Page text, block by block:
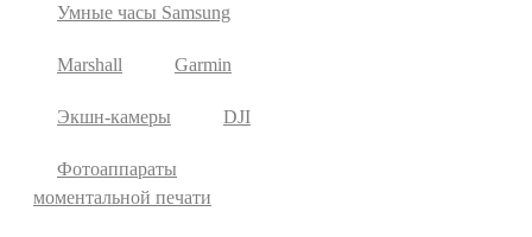
Умные часы Samsung
Marshall Garmin
Экшн-камеры DJI
Фотоаппараты
моментальной печати